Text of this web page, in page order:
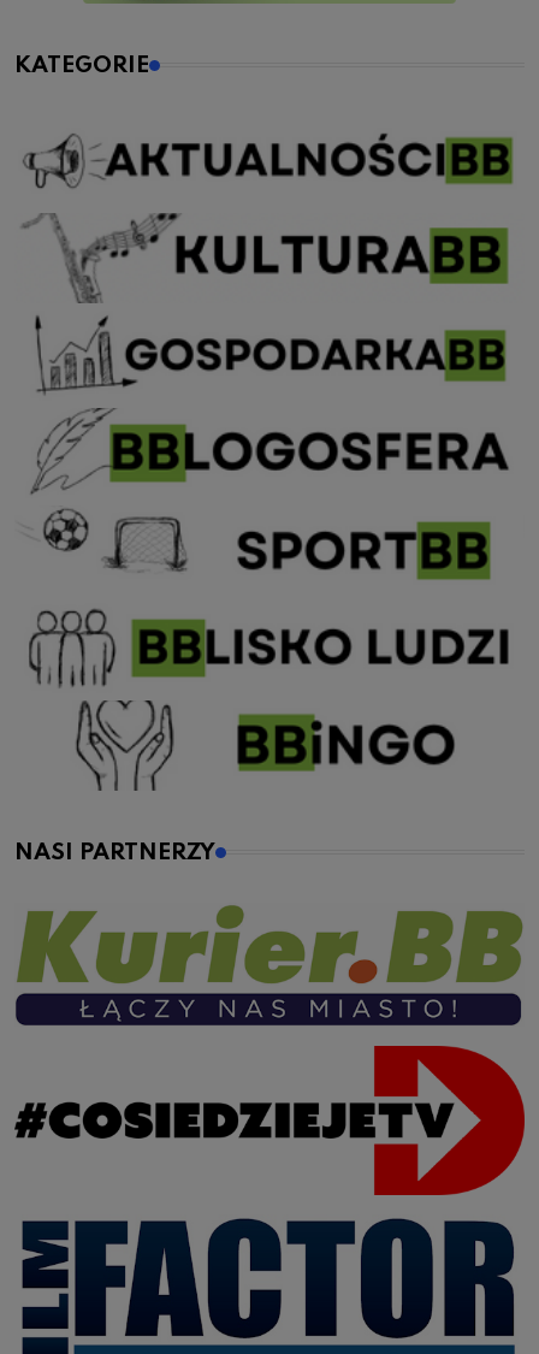
KATEGORIE
NASI PARTNERZY